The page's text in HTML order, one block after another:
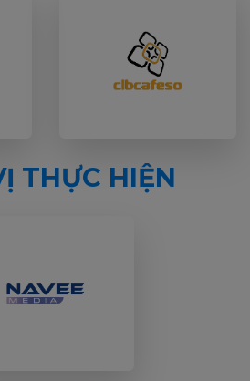
THỰC HIỆN